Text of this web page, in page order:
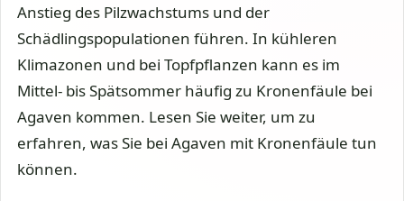
Anstieg des Pilzwachstums und der
Schädlingspopulationen führen. In kühleren
Klimazonen und bei Topfpflanzen kann es im
Mittel- bis Spätsommer häufig zu Kronenfäule bei
Agaven kommen. Lesen Sie weiter, um zu
erfahren, was Sie bei Agaven mit Kronenfäule tun
können.